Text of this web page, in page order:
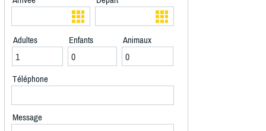
Adultes Enfants Animaux
Téléphone
Message